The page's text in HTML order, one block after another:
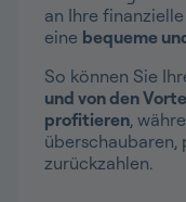
an Ihre
eine bequeme
So können Sie
und von den
profitieren,
zurückzahlen.